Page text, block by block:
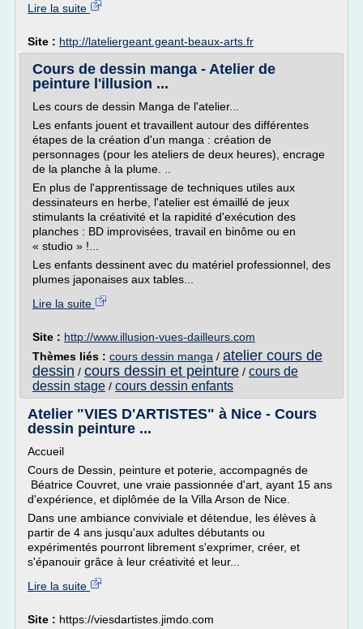
Lire la suite
Site : http://lateliergeant.geant-beaux-arts.fr
Cours de dessin manga - Atelier de
peinture l'illusion ...
Les cours de dessin Manga de l'atelier...
Les enfants jouent et travaillent autour des différentes
étapes de la création d'un manga : création de
personnages (pour les ateliers de deux heures), encrage
de la planche à la plume. ..
En plus de l'apprentissage de techniques utiles aux
dessinateurs en herbe, l'atelier est émaillé de jeux
stimulants la créativité et la rapidité d'exécution des
planches : BD improvisées, travail en binôme ou en
« studio » !...
Les enfants dessinent avec du matériel professionnel, des
plumes japonaises aux tables...
Lire la suite
Site : http://www.illusion-vues-dailleurs.com
Thèmes liés : cours dessin manga / atelier cours de
dessin / cours dessin et peinture / cours de
dessin stage / cours dessin enfants
Atelier "VIES D'ARTISTES" à Nice - Cours
dessin peinture ...
Accueil
Cours de Dessin, peinture et poterie, accompagnés de
Béatrice Couvret, une vraie passionnée d'art, ayant 15 ans
d'expérience, et diplômée de la Villa Arson de Nice.
Dans une ambiance conviviale et détendue, les élèves à
partir de 4 ans jusqu'aux adultes débutants ou
expérimentés pourront librement s'exprimer, créer, et
s'épanouir grâce à leur créativité et leur...
Lire la suite
Site : https://viesdartistes.jimdo.com